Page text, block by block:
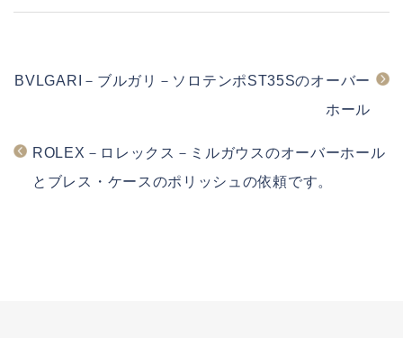
BVLGARI－ブルガリ－ソロテンポST35Sのオーバー
ホール
ROLEX－ロレックス－ミルガウスのオーバーホール
とブレス・ケースのポリッシュの依頼です。